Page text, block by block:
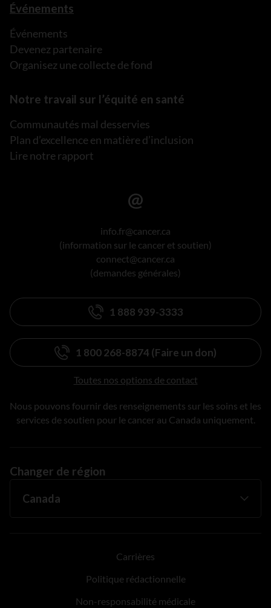
Événements
Événements
Devenez partenaire
Organisez une collecte de fond
Notre travail sur l’équité en santé
Communautés mal desservies
Plan d’excellence en matière d’inclusion
Lire notre rapport
info.fr@cancer.ca
(information sur le cancer et soutien)
connect@cancer.ca
(demandes générales)
1 888 939-3333
1 800 268-8874 (Faire un don)
Toutes nos options de contact
Nous pouvons fournir des renseignements sur les soins et les
services de soutien pour le cancer au Canada uniquement.
Changer de région
Carrières
Politique rédactionnelle
Non-responsabilité médicale